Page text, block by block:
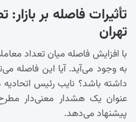
تأثیرات فاصله بر
تهران
با افزایش فاصله میان تعداد
به وجود می‌آید. آیا این فاصله
داشته باشد؟ نایب رئیس
عنوان یک هشدار معنی‌دار
پیشنهاد می‌دهد.